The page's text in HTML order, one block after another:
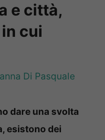
e città,
cui
Di Pasquale
dare una svolta
esistono dei